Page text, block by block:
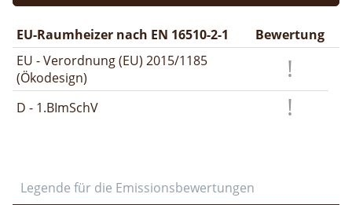
EU-Raumheizer nach EN 16510-2-1
Bewertung
EU - Verordnung (EU) 2015/1185
(Ökodesign)
D - 1.BImSchV
Legende für die Emissionsbewertungen